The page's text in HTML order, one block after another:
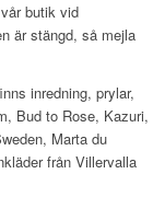
butik vid
är stängd, så mejla
inredning, prylar,
Bud to Rose, Kazuri,
Marta du
från Villervalla